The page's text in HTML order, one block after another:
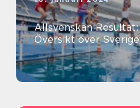
Allsvenskan
Översikt över